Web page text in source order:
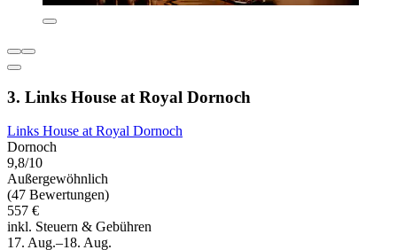
3. Links House at Royal Dornoch
Links House at Royal Dornoch
Dornoch
9,8/10
Außergewöhnlich
(47 Bewertungen)
557 €
inkl. Steuern & Gebühren
17. Aug.–18. Aug.